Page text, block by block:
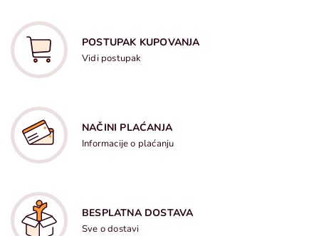
POSTUPAK KUPOVANJA
Vidi postupak
NAČINI PLAĆANJA
Informacije o plaćanju
BESPLATNA DOSTAVA
Sve o dostavi